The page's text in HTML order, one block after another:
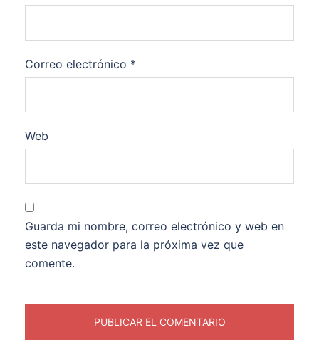
Correo electrónico *
Web
Guarda mi nombre, correo electrónico y web en
este navegador para la próxima vez que
comente.